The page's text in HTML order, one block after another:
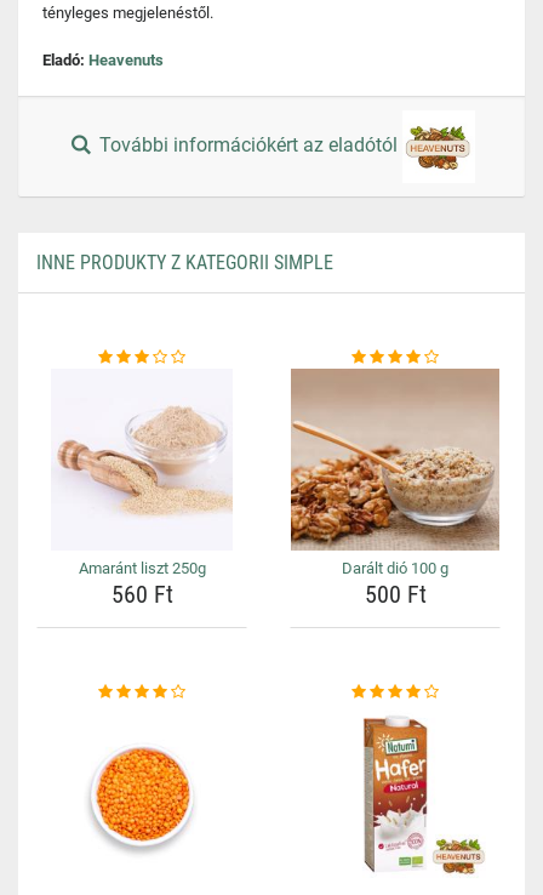
tényleges megjelenéstől.
Eladó: Heavenuts
További információkért az eladótól
INNE PRODUKTY Z KATEGORII SIMPLE
Amaránt liszt 250g
560 Ft
Darált dió 100 g
500 Ft